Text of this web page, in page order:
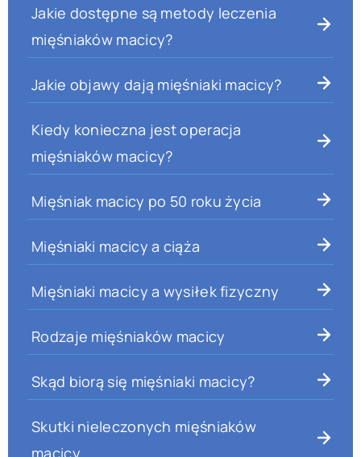
Jakie dostępne są metody leczenia
mięśniaków macicy?
Jakie objawy dają mięśniaki macicy?
Kiedy konieczna jest operacja
mięśniaków macicy?
Mięśniak macicy po 50 roku życia
Mięśniaki macicy a ciąża
Mięśniaki macicy a wysiłek fizyczny
Rodzaje mięśniaków macicy
Skąd biorą się mięśniaki macicy?
Skutki nieleczonych mięśniaków